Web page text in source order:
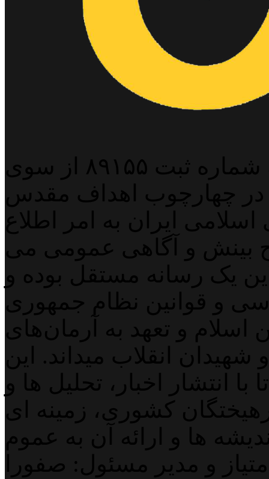
پایگاه خبری خبربین آنلاین به شماره ثبت ۸۹۱۵۵ از سوی
در چهارچوب اهداف مقدس
ایران به امر اطلاع
بینش و آگاهی عمومی می
یک رسانه مستقل بوده و
و قوانین نظام جمهوری
و تعهد به آرمان‌های
انقلاب میداند. این
انتشار اخبار، تحلیل ها و
کشوری، زمینه ای
ها و ارائه آن به عموم
و مدیر مسئول: صفورا